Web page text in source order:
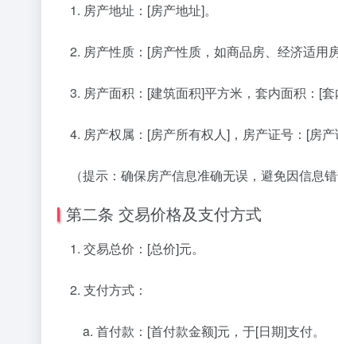
1. 房产地址：[房产地址]。
2. 房产性质：[房产性质，如商品房、经济适用房
3. 房产面积：[建筑面积]平方米，套内面积：[套
4. 房产权属：[房产所有权人]，房产证号：[房产
（提示：确保房产信息准确无误，避免因信息错
第二条 交易价格及支付方式
1. 交易总价：[总价]元。
2. 支付方式：
a. 首付款：[首付款金额]元，于[日期]支付。